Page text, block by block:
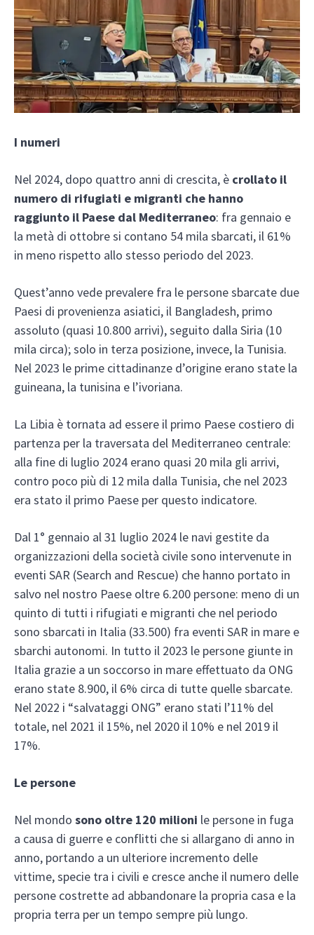
I numeri
Nel 2024, dopo quattro anni di crescita, è crollato il
numero di rifugiati e migranti che hanno
raggiunto il Paese dal Mediterraneo: fra gennaio e
la metà di ottobre si contano 54 mila sbarcati, il 61%
in meno rispetto allo stesso periodo del 2023.
Quest’anno vede prevalere fra le persone sbarcate due
Paesi di provenienza asiatici, il Bangladesh, primo
assoluto (quasi 10.800 arrivi), seguito dalla Siria (10
mila circa); solo in terza posizione, invece, la Tunisia.
Nel 2023 le prime cittadinanze d’origine erano state la
guineana, la tunisina e l’ivoriana.
La Libia è tornata ad essere il primo Paese costiero di
partenza per la traversata del Mediterraneo centrale:
alla fine di luglio 2024 erano quasi 20 mila gli arrivi,
contro poco più di 12 mila dalla Tunisia, che nel 2023
era stato il primo Paese per questo indicatore.
Dal 1° gennaio al 31 luglio 2024 le navi gestite da
organizzazioni della società civile sono intervenute in
eventi SAR (Search and Rescue) che hanno portato in
salvo nel nostro Paese oltre 6.200 persone: meno di un
quinto di tutti i rifugiati e migranti che nel periodo
sono sbarcati in Italia (33.500) fra eventi SAR in mare e
sbarchi autonomi. In tutto il 2023 le persone giunte in
Italia grazie a un soccorso in mare effettuato da ONG
erano state 8.900, il 6% circa di tutte quelle sbarcate.
Nel 2022 i “salvataggi ONG” erano stati l’11% del
totale, nel 2021 il 15%, nel 2020 il 10% e nel 2019 il
17%.
Le persone
Nel mondo sono oltre 120 milioni le persone in fuga
a causa di guerre e conflitti che si allargano di anno in
anno, portando a un ulteriore incremento delle
vittime, specie tra i civili e cresce anche il numero delle
persone costrette ad abbandonare la propria casa e la
propria terra per un tempo sempre più lungo.